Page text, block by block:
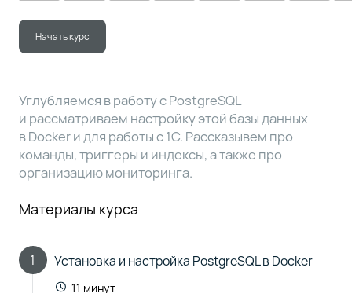
Начать курс
Углубляемся в работу с PostgreSQL
и рассматриваем настройку этой базы данных
в Docker и для работы с 1С. Рассказывем про
команды, триггеры и индексы, а также про
организацию мониторинга.
Материалы курса
1 Установка и настройка PostgreSQL в Docker
11 минут